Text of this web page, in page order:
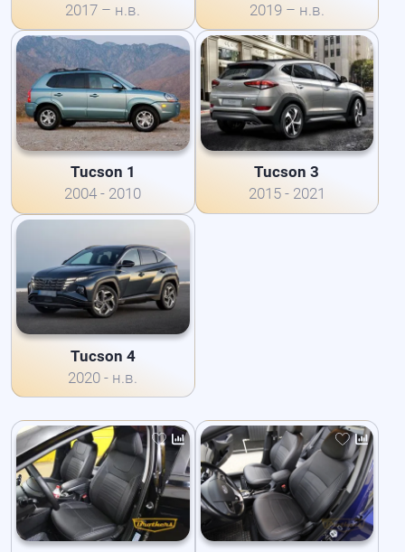
2017 – н.в. 2019 – н.в.
Tucson 1
2004 - 2010
Tucson 3
2015 - 2021
Tucson 4
2020 - н.в.